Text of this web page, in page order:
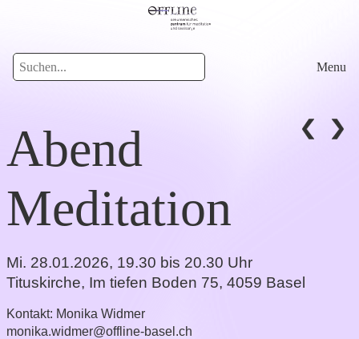
Menu
Abend
Meditation
Mi. 28.01.2026, 19.30 bis 20.30 Uhr
Tituskirche, Im tiefen Boden 75, 4059 Basel
Kontakt: Monika Widmer
monika.widmer@offline-basel.ch